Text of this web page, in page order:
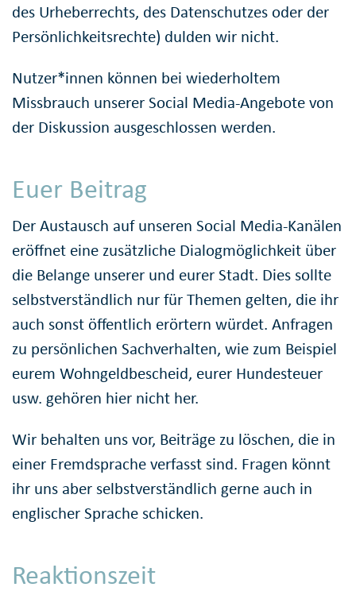
des Urheberrechts, des Datenschutzes oder der
Persönlichkeitsrechte) dulden wir nicht.
Nutzer*innen können bei wiederholtem
Missbrauch unserer Social Media-Angebote von
der Diskussion ausgeschlossen werden.
Euer Beitrag
Der Austausch auf unseren Social Media-Kanälen
eröffnet eine zusätzliche Dialogmöglichkeit über
die Belange unserer und eurer Stadt. Dies sollte
selbstverständlich nur für Themen gelten, die ihr
auch sonst öffentlich erörtern würdet. Anfragen
zu persönlichen Sachverhalten, wie zum Beispiel
eurem Wohngeldbescheid, eurer Hundesteuer
usw. gehören hier nicht her.
Wir behalten uns vor, Beiträge zu löschen, die in
einer Fremdsprache verfasst sind. Fragen könnt
ihr uns aber selbstverständlich gerne auch in
englischer Sprache schicken.
Reaktionszeit